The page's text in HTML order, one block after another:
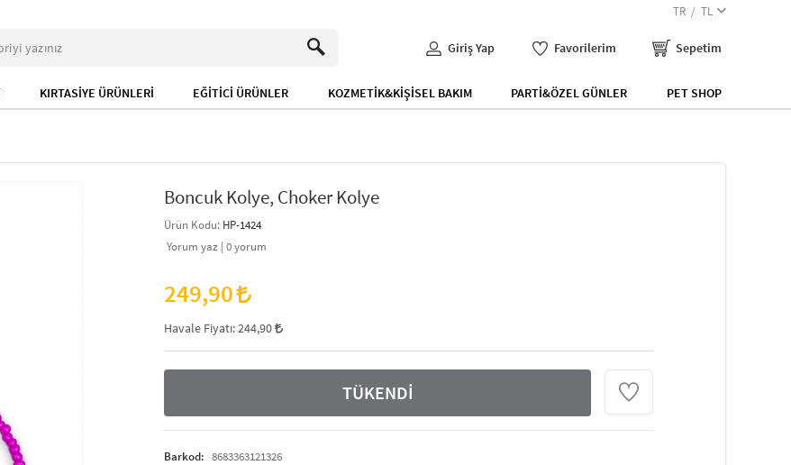
TR TL
Giriş Yap Favorilerim Sepetim
KIRTASİYE ÜRÜNLERİ EĞİTİCİ ÜRÜNLER KOZMETİK&KİŞİSEL BAKIM PARTİ&ÖZEL GÜNLER PET SHOP
Boncuk Kolye, Choker Kolye
Ürün Kodu: HP-1424
Yorum yaz | 0yorum
249,90
Havale Fiyatı:244,90
TÜKENDİ
Barkod: 8683363121326